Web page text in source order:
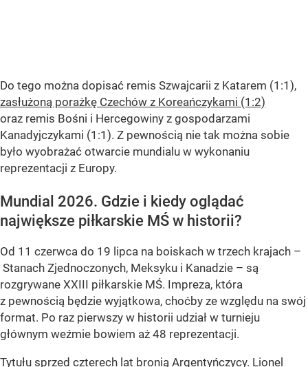
Do tego można dopisać remis Szwajcarii z Katarem (1:1),
zasłużoną porażkę Czechów z Koreańczykami (1:2)
oraz remis Bośni i Hercegowiny z gospodarzami
Kanadyjczykami (1:1). Z pewnością nie tak można sobie
było wyobrażać otwarcie mundialu w wykonaniu
reprezentacji z Europy.
Mundial 2026. Gdzie i kiedy oglądać
największe piłkarskie MŚ w historii?
Od 11 czerwca do 19 lipca na boiskach w trzech krajach –
Stanach Zjednoczonych, Meksyku i Kanadzie – są
rozgrywane XXIII piłkarskie MŚ. Impreza, która
z pewnością będzie wyjątkowa, choćby ze względu na swój
format. Po raz pierwszy w historii udział w turnieju
głównym weźmie bowiem aż 48 reprezentacji.
Tytułu sprzed czterech lat bronią Argentyńczycy. Lionel